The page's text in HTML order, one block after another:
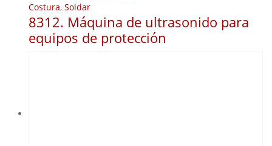
Costura, Soldar
8312. Máquina de ultrasonido para
equipos de protección